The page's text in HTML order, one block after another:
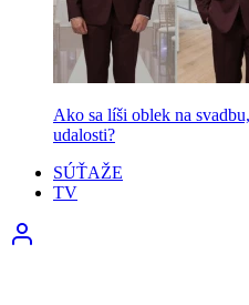
Ako sa líši oblek na
udalosti?
SÚŤAŽE
TV